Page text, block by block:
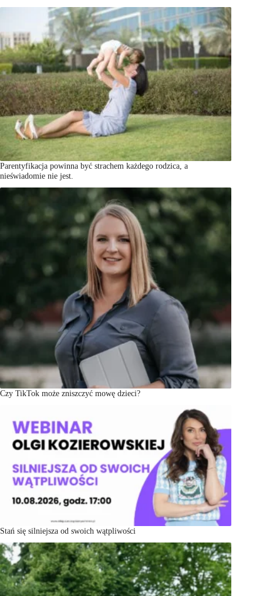
Parentyfikacja powinna być strachem każdego rodzica, a
nieświadomie nie jest.
Czy TikTok może zniszczyć mowę dzieci?
Stań się silniejsza od swoich wątpliwości